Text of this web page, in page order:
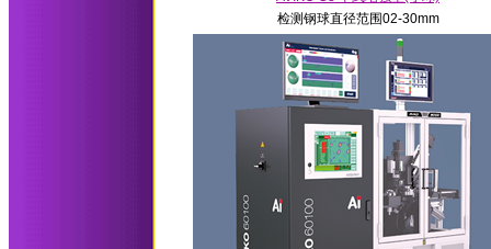
检测钢球直径范围02-30mm